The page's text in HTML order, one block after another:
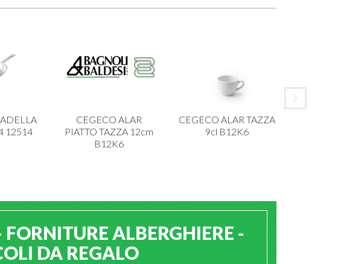
12514
CEGECO ALAR
PIATTO TAZZA 12cm
B12K6
CEGECO ALAR TAZZA
9cl B12K6
ALBERGHIERE -
DA REGALO